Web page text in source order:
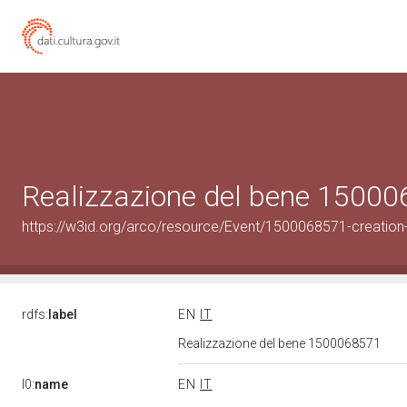
Realizzazione del bene
https://w3id.org/arco/resource/Event/1500068571-
rdfs: label EN
IT
Realizzazione del bene 1500068571
l0:name EN
IT